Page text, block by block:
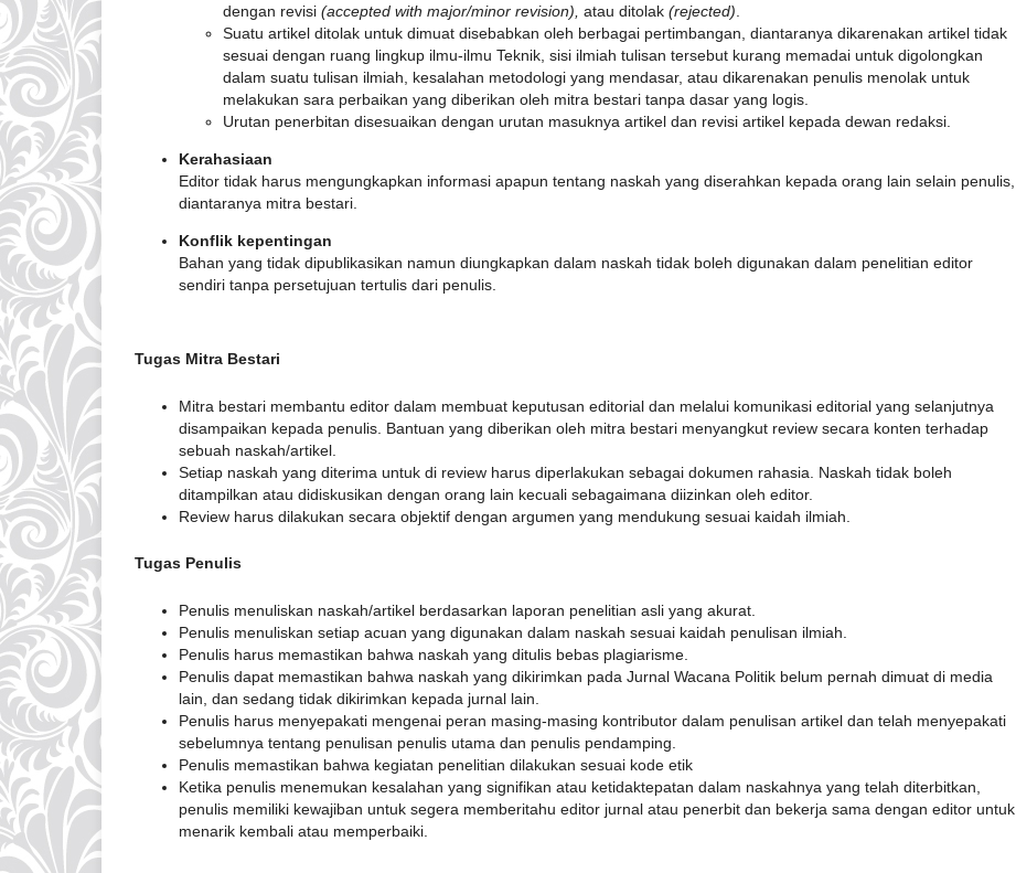
dengan revisi (accepted with major/minor revision), atau ditolak (rejected)
Suatu artikel ditolak untuk dimuat disebabkan oleh berbagai pertimbangan, diantaranya dikarenakan artikel tidak
sesuai dengan ruang lingkup ilmu-ilmu Teknik, sisi ilmiah tulisan tersebut kurang memadai untuk digolongkan
dalam suatu tulisan ilmiah, kesalahan metodologi yang mendasar, atau dikarenakan penulis menolak untuk
melakukan sara perbaikan yang diberikan oleh mitra bestari tanpa dasar yang logis.
Urutan penerbitan disesuaikan dengan urutan masuknya artikel dan revisi artikel kepada dewan redaksi.
Kerahasiaan
Editor tidak harus mengungkapkan informasi apapun tentang naskah yang diserahkan kepada orang lain selain penulis,
diantaranya mitra bestari.
Konflik kepentingan
Bahan yang tidak dipublikasikan namun diungkapkan dalam naskah tidak boleh digunakan dalam penelitian editor
sendiri tanpa persetujuan tertulis dari penulis.
Tugas Mitra Bestari
Mitra bestari membantu editor dalam membuat keputusan editorial dan melalui komunikasi editorial yang selanjutnya
disampaikan kepada penulis. Bantuan yang diberikan oleh mitra bestari menyangkut review secara konten terhadap
sebuah naskah/artikel.
Setiap naskah yang diterima untuk di review harus diperlakukan sebagai dokumen rahasia. Naskah tidak boleh
ditampilkan atau didiskusikan dengan orang lain kecuali sebagaimana diizinkan oleh editor.
Review harus dilakukan secara objektif dengan argumen yang mendukung sesuai kaidah ilmiah.
Tugas Penulis
Penulis menuliskan naskah/artikel berdasarkan laporan penelitian asli yang akurat.
Penulis menuliskan setiap acuan yang digunakan dalam naskah sesuai kaidah penulisan ilmiah.
Penulis harus memastikan bahwa naskah yang ditulis bebas plagiarisme.
Penulis dapat memastikan bahwa naskah yang dikirimkan pada Jurnal Wacana Politik belum pernah dimuat di media
lain, dan sedang tidak dikirimkan kepada jurnal lain.
Penulis harus menyepakati mengenai peran masing-masing kontributor dalam penulisan artikel dan telah menyepakati
sebelumnya tentang penulisan penulis utama dan penulis pendamping.
Penulis memastikan bahwa kegiatan penelitian dilakukan sesuai kode etik
Ketika penulis menemukan kesalahan yang signifikan atau ketidaktepatan dalam naskahnya yang telah diterbitkan,
penulis memiliki kewajiban untuk segera memberitahu editor jurnal atau penerbit dan bekerja sama dengan editor untuk
menarik kembali atau memperbaiki.